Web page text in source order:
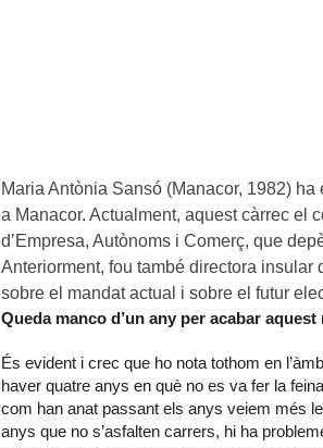
Maria Antònia Sansó (Manacor, 1982)
a Manacor. Actualment, aquest càrrec el
d’Empresa, Autònoms i Comerç, que
Anteriorment, fou també directora
sobre el mandat actual i sobre el futur
Queda manco d’un any per acabar
És evident i crec que ho nota tothom en
haver quatre anys en què no es va fer la
com han anat passant els anys veiem més
anys que no s’asfalten carrers, hi ha